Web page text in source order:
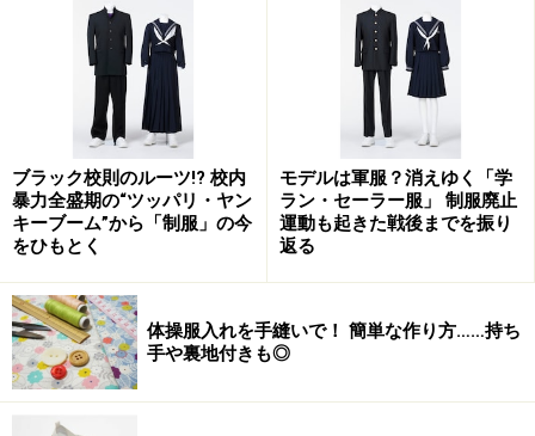
発達障害の子どもたちの社会的障壁と、それに対する合理的
配慮を視覚化したイラスト。合理的配慮は「全員が平等な結
果を得られるように必要なことを補う」という考え方です
（引用元： TEENS）（*2）
2016年から公立の学校には義務化されていましたが、今
回の法改正により、これまで努力義務だった私立学校に
も、合理的配慮の提供が義務づけられました。
さまざまな配慮があっても、制服を“着られ
ない”生徒がいる
さて、モデルチェンジされた多くの制服には、さまざま
ブラック校則のルーツ!? 校内
暴力全盛期の“ツッパリ・ヤン
キーブーム”から「制服」の今
をひもとく
モデルは軍服？消えゆく「学
ラン・セーラー服」 制服廃止
運動も起きた戦後までを振り
返る
体操服入れを手縫いで！ 簡単な作り方……持ち
手や裏地付きも◎